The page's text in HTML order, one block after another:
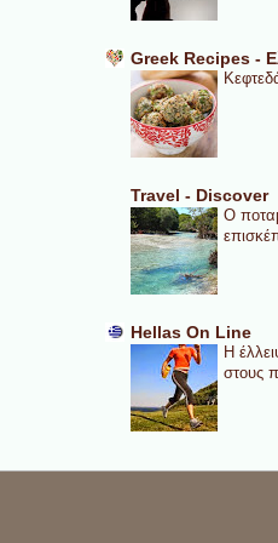
Greek Recipes -
Travel - Discover
Ο
Hellas On Line
Η
στους